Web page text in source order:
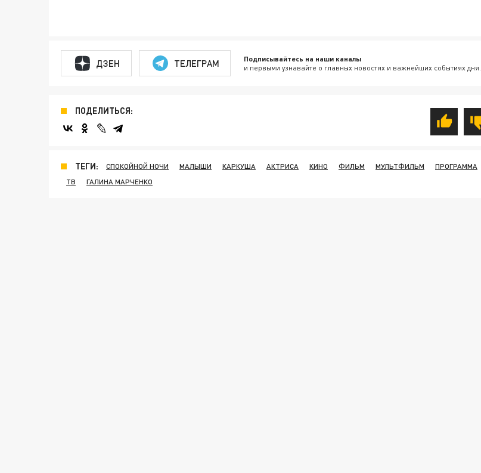
ДЗЕН ТЕЛЕГРАМ Подписывайтесь на наши каналы
и первыми узнавайте о главных новостях и важнейших событиях дня.
ПОДЕЛИТЬСЯ:
ТЕГИ: СПОКОЙНОЙ НОЧИ МАЛЫШИ КАРКУША АКТРИСА КИНО ФИЛЬМ МУЛЬТФИЛЬМ
ПРОГРАММА
ТВ
ГАЛИНА МАРЧЕНКО